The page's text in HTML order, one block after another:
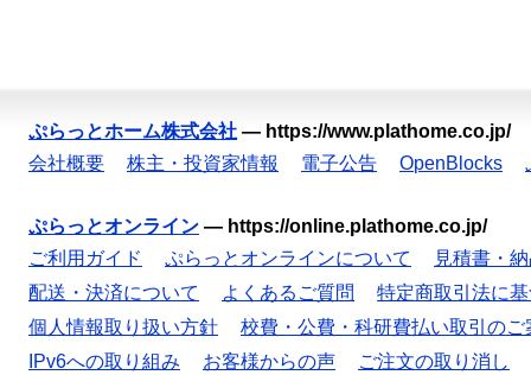
ぷらっとホーム株式会社 — https://www.plathome.co.jp/
会社概要
株主・投資家情報 電子公告 OpenBlocks
ぷらっとオンライン — https://online.plathome.co.jp/
ご利用ガイド
ぷらっとオンラインについて
見積書・
配送・決済について
よくあるご質問
特定商取引法に
個人情報取り扱い方針
校費・公費・科研費払い取引のご
IPv6への取り組み
お客様からの声 ご注文の取り消し